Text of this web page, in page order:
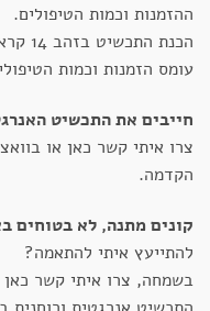
ההזמנות וכמות הטיפולים.
עומס הזמנות וכמות
חייבים את התכשיט
הקדמה.
קונים מתנה, לא בטוחים
להתייעץ איתי להתאמה?